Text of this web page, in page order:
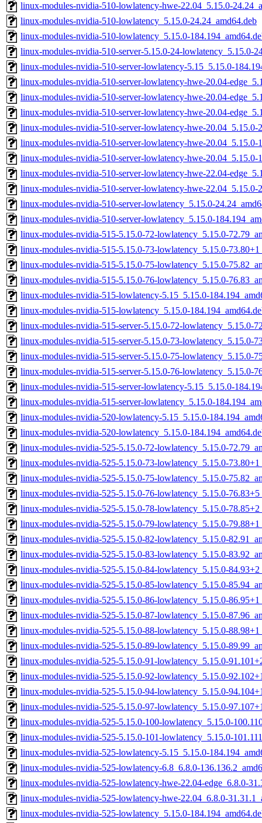
linux-modules-nvidia-510-lowlatency-hwe-22.04_5.15.0-
linux-modules-nvidia-510-lowlatency_5.15.0-24.24_amd64.deb
linux-modules-nvidia-510-lowlatency_5.15.0-
linux-modules-nvidia-510-server-5.15.0-24-lowlatency_5.15.0-
linux-modules-nvidia-510-server-lowlatency-5.15_5.15.0-
linux-modules-nvidia-510-server-lowlatency-hwe-20.04-
linux-modules-nvidia-510-server-lowlatency-hwe-20.04-
linux-modules-nvidia-510-server-lowlatency-hwe-20.04-
linux-modules-nvidia-510-server-lowlatency-hwe-20.04_5.15.0-
linux-modules-nvidia-510-server-lowlatency-hwe-20.04_5.15.0-
linux-modules-nvidia-510-server-lowlatency-hwe-20.04_5.15.0-
linux-modules-nvidia-510-server-lowlatency-hwe-22.04-
linux-modules-nvidia-510-server-lowlatency-hwe-22.04_5.15.0-
linux-modules-nvidia-510-server-lowlatency_5.15.0-
linux-modules-nvidia-510-server-lowlatency_5.15.0-
linux-modules-nvidia-515-5.15.0-72-lowlatency_5.15.0-
linux-modules-nvidia-515-5.15.0-73-lowlatency_5.15.0-
linux-modules-nvidia-515-5.15.0-75-lowlatency_5.15.0-
linux-modules-nvidia-515-5.15.0-76-lowlatency_5.15.0-
linux-modules-nvidia-515-lowlatency-5.15_5.15.0-
linux-modules-nvidia-515-lowlatency_5.15.0-
linux-modules-nvidia-515-server-5.15.0-72-lowlatency_5.15.0-
linux-modules-nvidia-515-server-5.15.0-73-lowlatency_5.15.0-
linux-modules-nvidia-515-server-5.15.0-75-lowlatency_5.15.0-
linux-modules-nvidia-515-server-5.15.0-76-lowlatency_5.15.0-
linux-modules-nvidia-515-server-lowlatency-5.15_5.15.0-
linux-modules-nvidia-515-server-lowlatency_5.15.0-
linux-modules-nvidia-520-lowlatency-5.15_5.15.0-
linux-modules-nvidia-520-lowlatency_5.15.0-
linux-modules-nvidia-525-5.15.0-72-lowlatency_5.15.0-
linux-modules-nvidia-525-5.15.0-73-lowlatency_5.15.0-
linux-modules-nvidia-525-5.15.0-75-lowlatency_5.15.0-
linux-modules-nvidia-525-5.15.0-76-lowlatency_5.15.0-
linux-modules-nvidia-525-5.15.0-78-lowlatency_5.15.0-
linux-modules-nvidia-525-5.15.0-79-lowlatency_5.15.0-
linux-modules-nvidia-525-5.15.0-82-lowlatency_5.15.0-
linux-modules-nvidia-525-5.15.0-83-lowlatency_5.15.0-
linux-modules-nvidia-525-5.15.0-84-lowlatency_5.15.0-
linux-modules-nvidia-525-5.15.0-85-lowlatency_5.15.0-
linux-modules-nvidia-525-5.15.0-86-lowlatency_5.15.0-
linux-modules-nvidia-525-5.15.0-87-lowlatency_5.15.0-
linux-modules-nvidia-525-5.15.0-88-lowlatency_5.15.0-
linux-modules-nvidia-525-5.15.0-89-lowlatency_5.15.0-
linux-modules-nvidia-525-5.15.0-91-lowlatency_5.15.0-
linux-modules-nvidia-525-5.15.0-92-lowlatency_5.15.0-
linux-modules-nvidia-525-5.15.0-94-lowlatency_5.15.0-
linux-modules-nvidia-525-5.15.0-97-lowlatency_5.15.0-
linux-modules-nvidia-525-5.15.0-100-lowlatency_5.15.0-
linux-modules-nvidia-525-5.15.0-101-lowlatency_5.15.0-
linux-modules-nvidia-525-lowlatency-5.15_5.15.0-
linux-modules-nvidia-525-lowlatency-6.8_6.8.0-
linux-modules-nvidia-525-lowlatency-hwe-22.04-edge_6.8.0-
linux-modules-nvidia-525-lowlatency-hwe-22.04_6.8.0-
linux-modules-nvidia-525-lowlatency_5.15.0-